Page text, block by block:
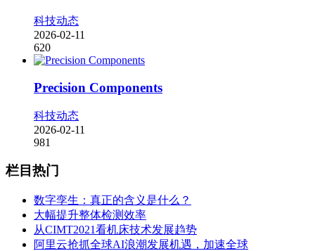
科技动态
2026-02-11
620
Precision Components
科技动态
2026-02-11
981
栏目热门
数字孪生：真正的含义是什么？
大幅提升整体检测效率
从CIMT2021看机床技术发展趋势
阿里云抢抓全球AI浪潮发展机遇，加速全球